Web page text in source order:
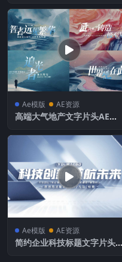
Ae模版 AE资源
高端大气地产文字片头AE模
Ae模版 AE资源
简约企业科技标题文字片头A